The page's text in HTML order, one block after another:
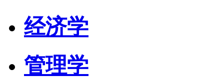
经济学
管理学